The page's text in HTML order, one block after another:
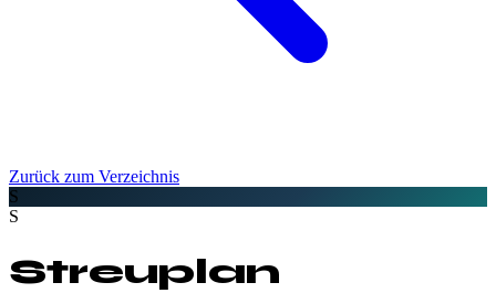
Zurück zum Verzeichnis
S
S
Streuplan